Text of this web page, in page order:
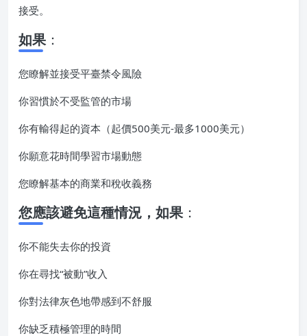
接受。
如果：
您瞭解並接受平臺禁令風險
你習慣於不受監管的市場
你有輸得起的資本（起價500美元-最多1000美元）
你願意花時間學習市場動態
您瞭解基本的商業和稅收義務
您應該避免這種情況，如果：
你不能失去你的投資
你在尋找“被動”收入
你對法律灰色地帶感到不舒服
你缺乏積極管理的時間